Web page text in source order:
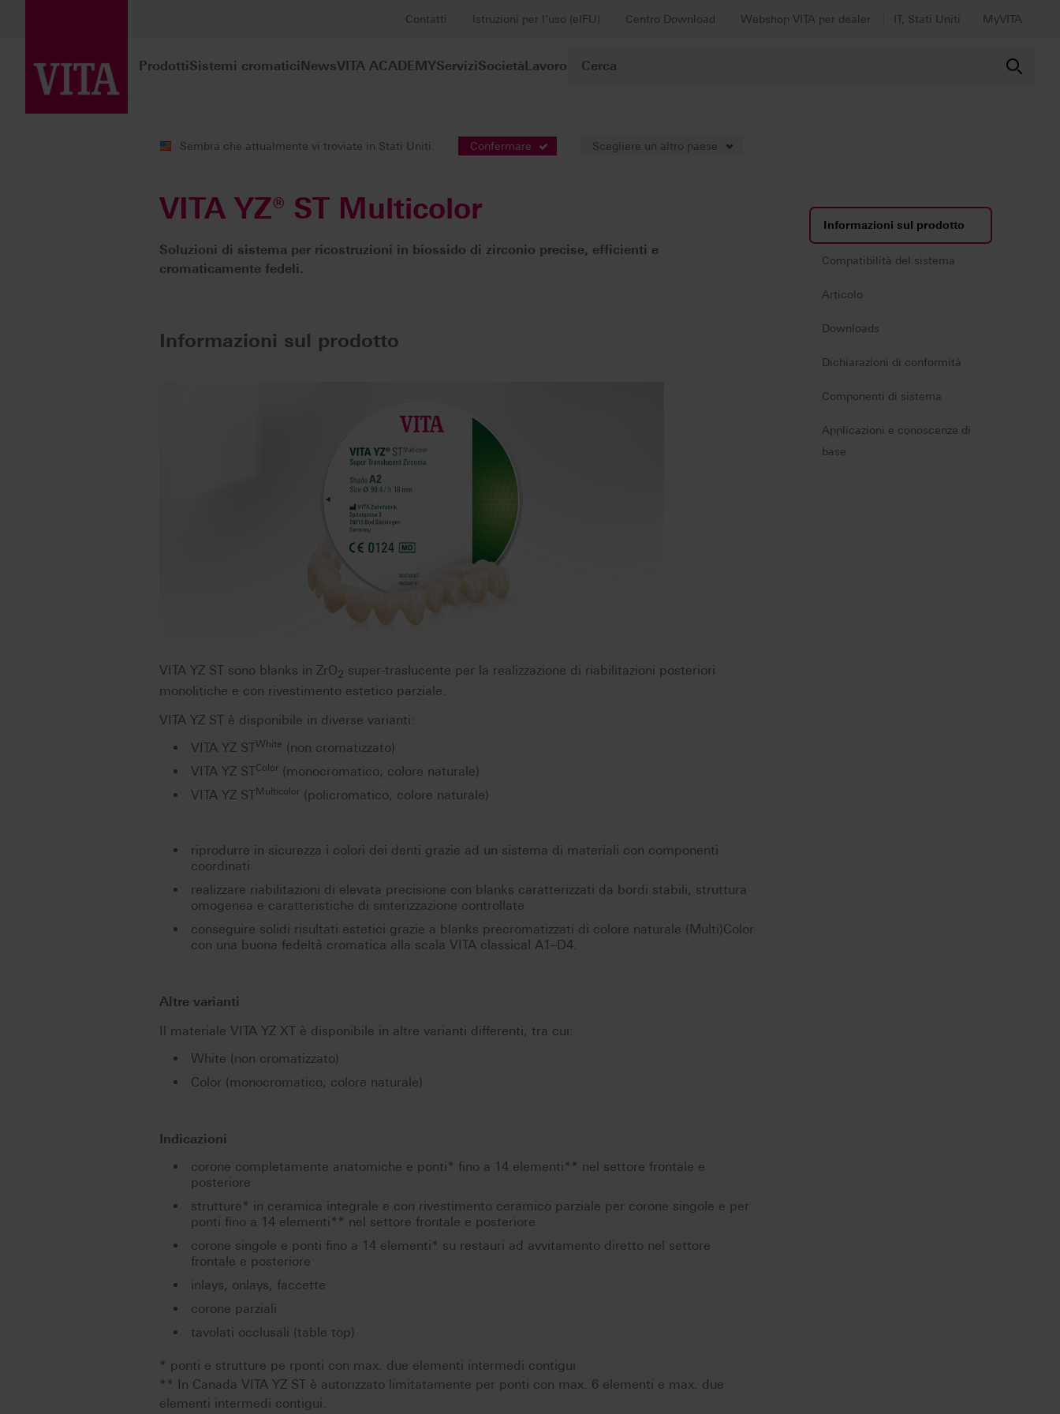
Contatti Istruzioni per l’uso (eIFU) Centro Download Webshop VITA per dealer IT, Stati Uniti MyVITA
ProdottiSistemi cromaticiNewsVITA ACADEMYServiziSocietàLavoro
Sembra che attualmente vi troviate in Stati Uniti. Confermare Scegliere un altro paese
Informazioni sul prodotto
Compatibilità del sistema
Articolo
Downloads
Dichiarazioni di conformità
Componenti di sistema
Applicazioni e conoscenze di
base
VITA YZ® ST Multicolor
Soluzioni di sistema per ricostruzioni in biossido di zirconio precise, efficienti e
cromaticamente fedeli.
Informazioni sul prodotto
VITA YZ ST sono blanks in ZrO2 super-traslucente per la realizzazione di riabilitazioni posteriori
monolitiche e con rivestimento estetico parziale.
VITA YZ ST è disponibile in diverse varianti:
VITA YZ STWhite (non cromatizzato)
VITA YZ STColor (monocromatico, colore naturale)
VITA YZ STMulticolor (policromatico, colore naturale)
riprodurre in sicurezza i colori dei denti grazie ad un sistema di materiali con componenti
coordinati
realizzare riabilitazioni di elevata precisione con blanks caratterizzati da bordi stabili, struttura
omogenea e caratteristiche di sinterizzazione controllate
conseguire solidi risultati estetici grazie a blanks precromatizzati di colore naturale (Multi)Color
con una buona fedeltà cromatica alla scala VITA classical A1–D4.
Altre varianti
Il materiale VITA YZ XT è disponibile in altre varianti differenti, tra cui:
White (non cromatizzato)
Color (monocromatico, colore naturale)
Indicazioni
corone completamente anatomiche e ponti* fino a 14 elementi** nel settore frontale e
posteriore
strutture* in ceramica integrale e con rivestimento ceramico parziale per corone singole e per
ponti fino a 14 elementi** nel settore frontale e posteriore
corone singole e ponti fino a 14 elementi* su restauri ad avvitamento diretto nel settore
frontale e posteriore
inlays, onlays, faccette
corone parziali
tavolati occlusali (table top)
* ponti e strutture pe rponti con max. due elementi intermedi contigui
** In Canada VITA YZ ST è autorizzato limitatamente per ponti con max. 6 elementi e max. due
elementi intermedi contigui.